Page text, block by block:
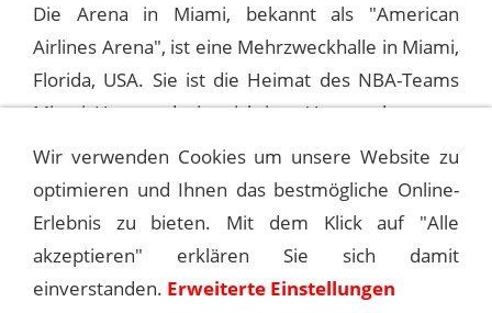
Die Arena in Miami, bekannt als "American
Airlines Arena", ist eine Mehrzweckhalle in Miami,
Florida, USA. Sie ist die Heimat des NBA-Teams
Miami Heat und ein wichtiger Veranstaltungsort
für Konzerte, Shows und andere Live-Events.
1988-09-22 ATLANTA, THE OMNI
1988-09-25 TAMPA, SUN DOME
Wir verwenden Cookies um unsere Website zu
optimieren und Ihnen das bestmögliche Online-
Erlebnis zu bieten. Mit dem Klick auf "Alle
akzeptieren" erklären Sie sich damit
einverstanden. Erweiterte Einstellungen